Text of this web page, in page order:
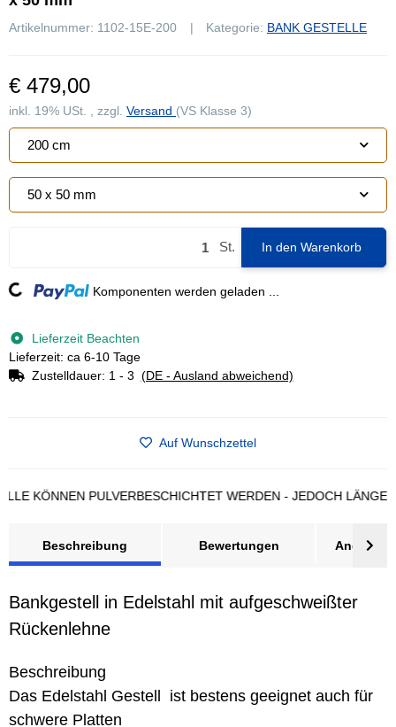
Artikelnummer: 1102-15E-200 Kategorie: BANK GESTELLE
€ 479,00
inkl. 19% USt. , zzgl. Versand (VS Klasse 3)
200 cm
50 x 50 mm
St. In den Warenkorb
Komponenten werden geladen ...
Lieferzeit Beachten
Lieferzeit: ca 6-10 Tage
Zustelldauer: 1 - 3 (DE - Ausland abweichend)
Auf Wunschzettel
PULVERBESCHICHTET WERDEN - JEDOCH LÄNGERE
Beschreibung Bewertungen Angebot
Bankgestell in Edelstahl mit aufgeschweißter
Rückenlehne
Beschreibung
Das Edelstahl Gestell ist bestens geeignet auch für
schwere Platten